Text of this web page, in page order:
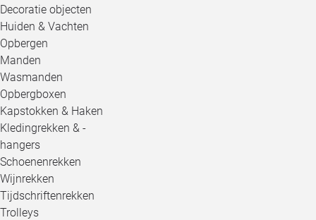
Decoratie objecten
Huiden & Vachten
Opbergen
Manden
Wasmanden
Opbergboxen
Kapstokken & Haken
Kledingrekken & -
hangers
Schoenenrekken
Wijnrekken
Tijdschriftenrekken
Trolleys